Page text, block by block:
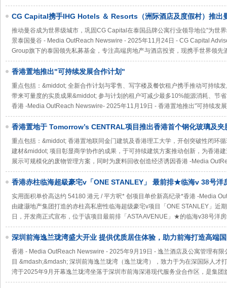
CG Capital携手IHG Hotels ＆ Resorts（洲际酒店及度假村）推出
（InterContinental Residences Bangkok Asoke）——Sukhumvit
推动曼谷成为世界级城市，巩固CG Capital在泰国品牌公寓行业领导地位"为世
景泰国曼谷 - Media OutReach Newswire - 2025年11月24日 - CG Capital
Group旗下的泰国领先私募基金，专注高端房地产与酒店投资，现携手世界领先
香港置地推出"可持续发展合作计划"
重点包括：&middot; 全新合作计划与零售、写字楼及餐饮租户携手推动可持续
带来可量度的实质成果&middot; 参与计划的租户可减少最多10%能源消耗、节
香港 -Media OutReach Newswire- 2025年11月19日 - 香港置地推出"可持续发
香港置地于 Tomorrow’s CENTRAL项目推出香港首个钢化玻璃及夹
重点包括：&middot; 香港置地联同金门建筑及香港理工大学，开创突破性闭环
建材&middot; 项目彰显商学协作的成果，于可持续建筑方案推动创新，为香港
展示可规模化的废物管理方案，同时为废料回收创造经济诱因香港 -Media
香港赤柱临海超級豪宅v「ONE STANLEY」 最前排★临海v 38号洋
实用面积单价高达约 54180 港元 / 平方呎* 创项目单价新高纪录*香港 -Media
由建灏地产集团打造的赤柱高私密性临海超级豪宅v项目「ONE STANLEY」近
日，开发商正式宣布，位于该项目最前排「ASTA AVENUE」★的临海v38号洋
深圳前海逸兰珑湾盛大开业 提供优质居住体验，助力前海打造高端
香港 - Media OutReach Newswire - 2025年9月19日 - 逸兰酒店及公寓管理有
目 &mdash;&mdash; 深圳前海逸兰珑湾（逸兰珑湾），致力于为在深国际人才
湾于2025年9月开幕逸兰珑湾坐落于深圳市前海深港现代服务业合作区，是集团